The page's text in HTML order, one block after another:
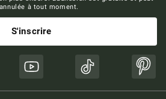
à tout moment.
S'inscrire
YouTube TikTok